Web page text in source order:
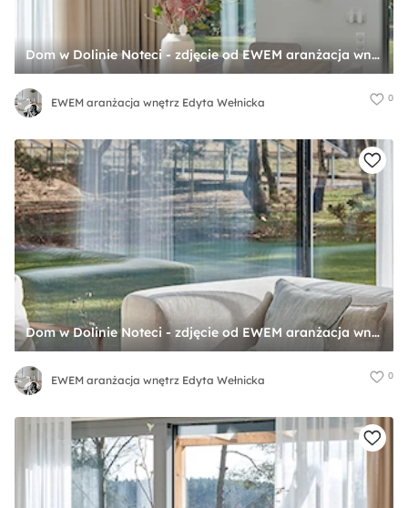
Dom w Dolinie Noteci - zdjęcie od EWEM aranżacja wnętrz Edyta Wełnicka
EWEM aranżacja wnętrz Edyta Wełnicka 0
Dom w Dolinie Noteci - zdjęcie od EWEM aranżacja wnętrz Edyta Wełnicka
EWEM aranżacja wnętrz Edyta Wełnicka 0